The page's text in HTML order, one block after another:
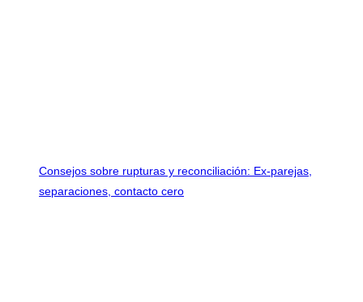
Consejos sobre rupturas y reconciliación: Ex-parejas,
separaciones, contacto cero